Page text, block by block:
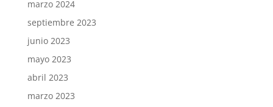
marzo 2024
septiembre 2023
junio 2023
mayo 2023
abril 2023
marzo 2023